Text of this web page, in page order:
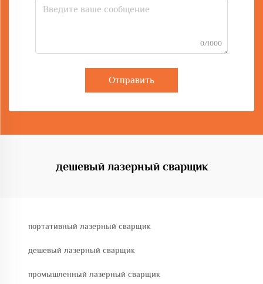
0/1000
Отправить
дешевый лазерный сварщик
портативный лазерный сварщик
дешевый лазерный сварщик
промышленный лазерный сварщик